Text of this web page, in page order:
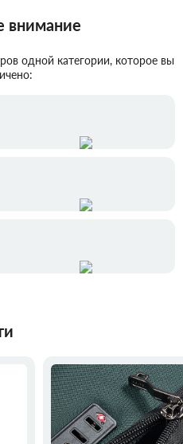
внимание
одной категории, которое вы